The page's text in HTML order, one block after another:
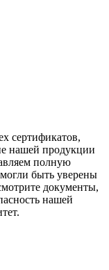
сертификатов,
нашей продукции
полную
быть уверены
документы,
нашей